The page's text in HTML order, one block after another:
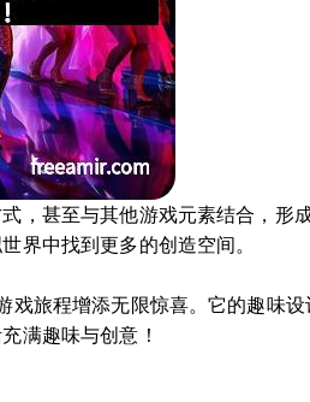
，甚至与其他游戏元素结合，形
界中找到更多的创造空间。
旅程增添无限惊喜。它的趣味
满趣味与创意！